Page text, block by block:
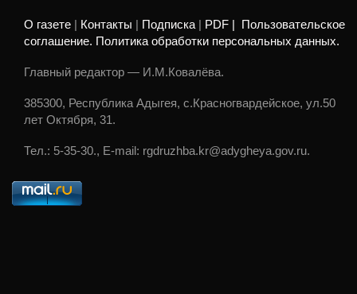
О газете Контакты Подписка PDF |
Пользовательское
соглашение. Политика обработки персональных данных.
Главный редактор — И.М.Ковалёва.
385300, Республика Адыгея, с.Красногвардейское, ул.50
лет Октября, 31.
Тел.: 5-35-30., E-mail: rgdruzhba.kr@adygheya.gov.ru.